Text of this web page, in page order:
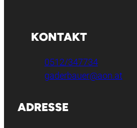
KONTAKT
0512/347734
gaderbauer@aon.at
ADRESSE